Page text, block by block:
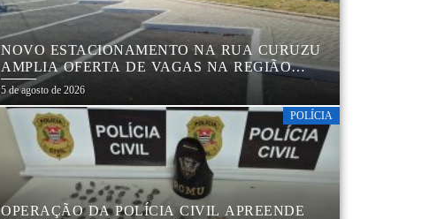
NOVO ESTACIONAMENTO NA RUA CURUZU
AMPLIA OFERTA DE VAGAS NA REGIÃO
CENTRAL
5 de agosto de 2026
POLÍCIA
OPERAÇÃO DA POLÍCIA CIVIL APREENDE